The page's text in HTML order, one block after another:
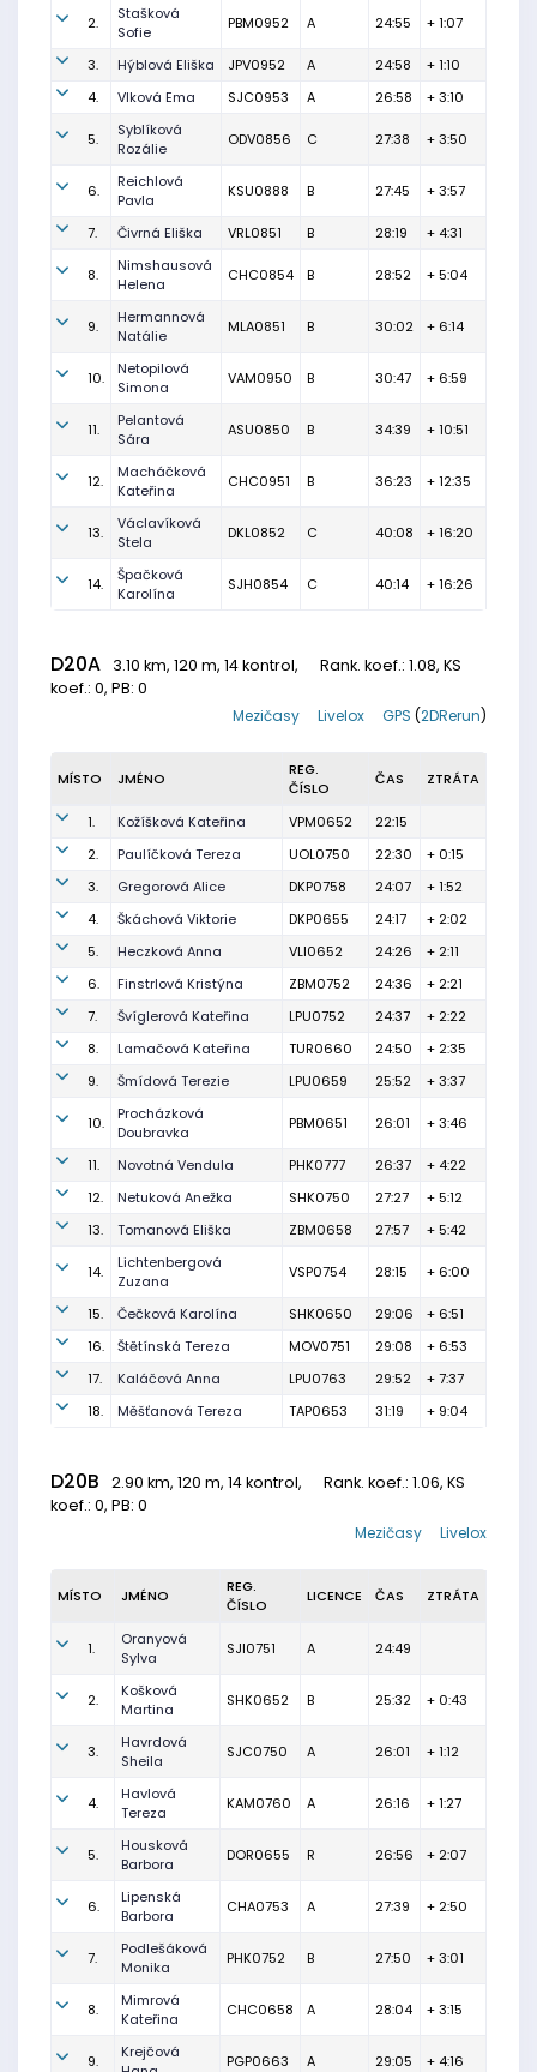
2.
Stašková
Sofie
PBM0952 A 24:55 + 1:07
3. Hýblová Eliška JPV0952 A 24:58
+ 1:10
4.
Vlková Ema SJC0953 A 26:58 + 3:10
5.
Syblíková
Rozálie
ODV0856 C 27:38 + 3:50
6.
Reichlová
Pavla
KSU0888 B 27:45 + 3:57
7. Čivrná Eliška VRL0851 B 28:19 + 4:31
8.
Nimshausová
Helena
CHC0854 B 28:52 + 5:04
9.
Hermannová
Natálie
MLA0851 B 30:02 + 6:14
10.
Netopilová
Simona
VAM0950 B 30:47 + 6:59
11.
Pelantová
Sára
ASU0850 B 34:39 + 10:51
12.
Macháčková
Kateřina
CHC0951 B 36:23 + 12:35
13.
Václavíková
Stela
DKL0852 C 40:08 + 16:20
14.
Špačková
Karolína
SJH0854 C 40:14 + 16:26
D20A 3.10 km, 120 m, 14 kontrol, Rank. koef.: 1.08, KS
koef.: 0, PB: 0
GPS (2DRerun)
Livelox
Mezičasy
MÍSTO JMÉNO
REG.
ČÍSLO
ČAS ZTRÁTA
1. Kožíšková Kateřina VPM0652
22:15
2.
Paulíčková Tereza UOL0750 22:30
+ 0:15
3.
Gregorová Alice DKP0758 24:07
+ 1:52
4.
Škáchová Viktorie DKP0655 24:17
+ 2:02
5.
Heczková Anna VLI0652 24:26
+ 2:11
6.
Finstrlová Kristýna ZBM0752 24:36
+ 2:21
7.
Švíglerová Kateřina LPU0752 24:37
+ 2:22
8.
Lamačová Kateřina TUR0660 24:50
+ 2:35
9.
Šmídová Terezie LPU0659 25:52 + 3:37
10.
Procházková
Doubravka
PBM0651 26:01 + 3:46
11. Novotná Vendula PHK0777 26:37
+ 4:22
12.
Netuková Anežka SHK0750 27:27
+ 5:12
13.
Tomanová Eliška ZBM0658 27:57 + 5:42
14.
Lichtenbergová
Zuzana
VSP0754 28:15 + 6:00
15. Čečková Karolína SHK0650 29:06
+ 6:51
16.
Štětínská Tereza MOV0751 29:08
+ 6:53
17.
Kaláčová Anna LPU0763 29:52
+ 7:37
18.
Měšťanová Tereza TAP0653 31:19 + 9:04
D20B 2.90 km, 120 m, 14 kontrol, Rank. koef.: 1.06, KS
koef.: 0, PB: 0
Livelox
Mezičasy
MÍSTO JMÉNO
REG.
ČÍSLO
LICENCE ČAS ZTRÁTA
1.
Oranyová
Sylva
SJI0751 A 24:49
2.
Košková
Martina
SHK0652 B 25:32 + 0:43
3.
Havrdová
Sheila
SJC0750 A 26:01 + 1:12
4.
Havlová
Tereza
KAM0760 A 26:16 + 1:27
5.
Housková
Barbora
DOR0655 R 26:56 + 2:07
6.
Lipenská
Barbora
CHA0753 A 27:39 + 2:50
7.
Podlešáková
Monika
PHK0752 B 27:50 + 3:01
8.
Mimrová
Kateřina
CHC0658 A 28:04 + 3:15
9.
Krejčová
PGP0663 A 29:05 + 4:16